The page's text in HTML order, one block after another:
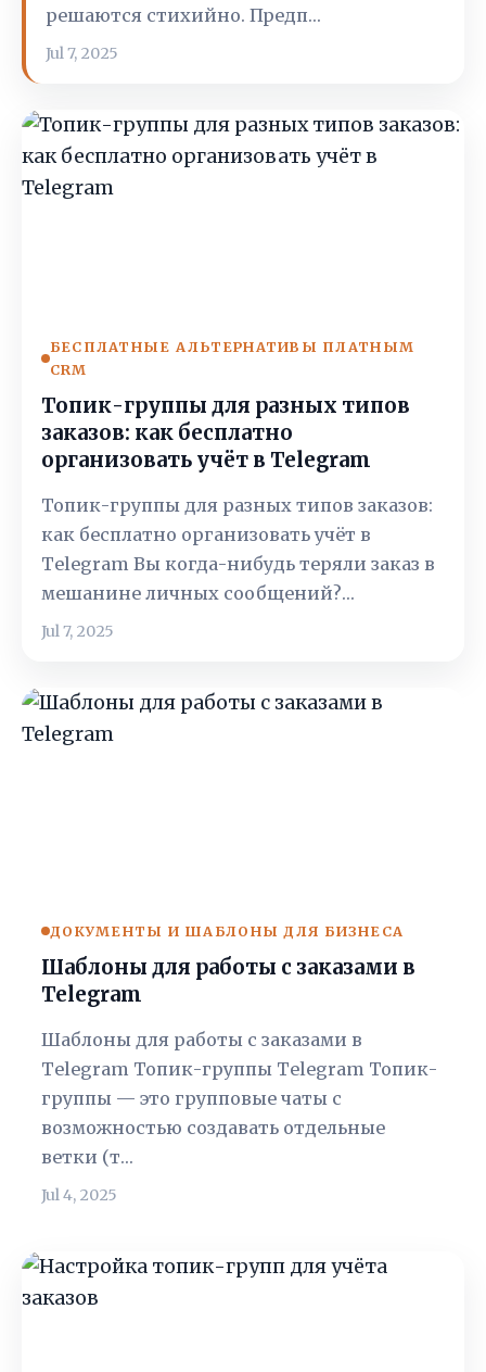
решаются стихийно. Предп…
Jul 7, 2025
БЕСПЛАТНЫЕ АЛЬТЕРНАТИВЫ ПЛАТНЫМ
CRM
Топик-группы для разных типов
заказов: как бесплатно
организовать учёт в Telegram
Топик-группы для разных типов заказов:
как бесплатно организовать учёт в
Telegram Вы когда-нибудь теряли заказ в
мешанине личных сообщений?…
Jul 7, 2025
ДОКУМЕНТЫ И ШАБЛОНЫ ДЛЯ БИЗНЕСА
Шаблоны для работы с заказами в
Telegram
Шаблоны для работы с заказами в
Telegram Топик-группы Telegram Топик-
группы — это групповые чаты с
возможностью создавать отдельные
ветки (т…
Jul 4, 2025